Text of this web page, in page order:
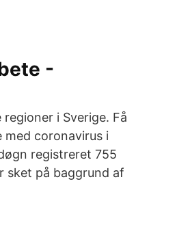
-
i Sverige. Få
coronavirus i
registreret 755
sket på baggrund af